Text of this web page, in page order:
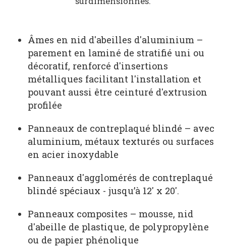
Âmes en nid d'abeilles d'aluminium –
parement en laminé de stratifié uni ou
décoratif, renforcé d'insertions
métalliques facilitant l'installation et
pouvant aussi être ceinturé d'extrusion
profilée
Panneaux de contreplaqué blindé – avec
aluminium, métaux texturés ou surfaces
en acier inoxydable
Panneaux d'agglomérés de contreplaqué
blindé spéciaux - jusqu’à 12' x 20'.
Panneaux composites – mousse, nid
d'abeille de plastique, de polypropylène
ou de papier phénolique